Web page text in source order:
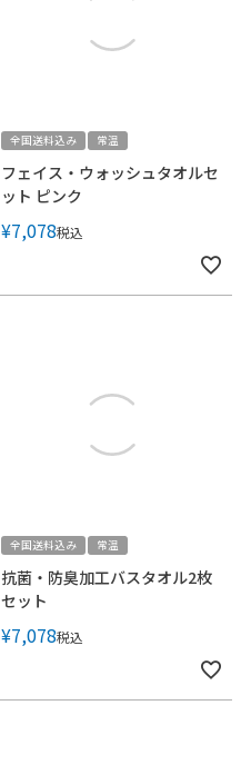
全国送料込み 常温
フェイス・ウォッシュタオルセ
ット ピンク
¥7,078税込
全国送料込み 常温
抗菌・防臭加工バスタオル2枚
セット
¥7,078税込